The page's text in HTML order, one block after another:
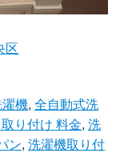
区
濯機,全自動式洗
り付け 料金,洗
ン,洗濯機取り付